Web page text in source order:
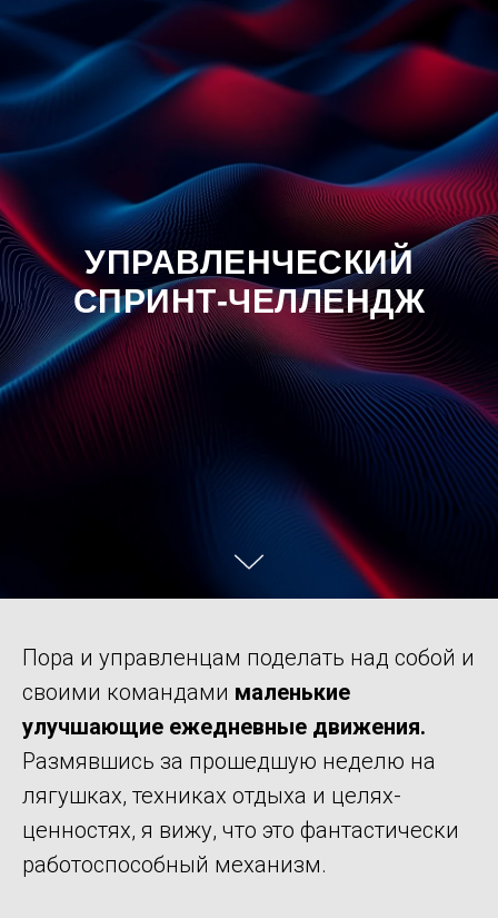
УПРАВЛЕНЧЕСКИЙ
СПРИНТ-ЧЕЛЛЕНДЖ
Пора и управленцам поделать над собой и
своими командами маленькие
улучшающие ежедневные движения.
Размявшись за прошедшую неделю на
лягушках, техниках отдыха и целях-
ценностях, я вижу, что это фантастически
работоспособный механизм.